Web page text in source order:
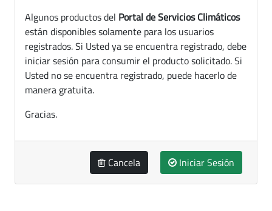
Algunos productos del Portal de Servicios Climáticos
están disponibles solamente para los usuarios
registrados. Si Usted ya se encuentra registrado, debe
iniciar sesión para consumir el producto solicitado. Si
Usted no se encuentra registrado, puede hacerlo de
manera gratuita.
Gracias.
Cancela Iniciar Sesión